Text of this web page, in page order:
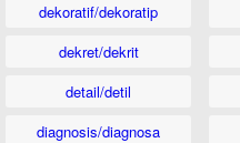
dekoratif/dekoratip
dekret/dekrit
detail/detil
diagnosis/diagnosa